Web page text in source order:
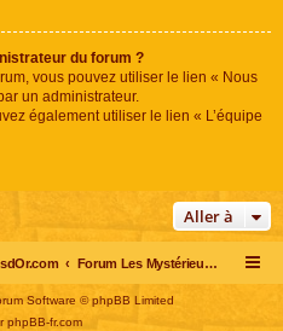
du forum ?
vous pouvez utiliser le lien « Nous
un administrateur.
également utiliser le lien « L’équipe
Aller à
Forum Les Mystérieuses Cités d'Or
Software © phpBB Limited
phpBB-fr.com